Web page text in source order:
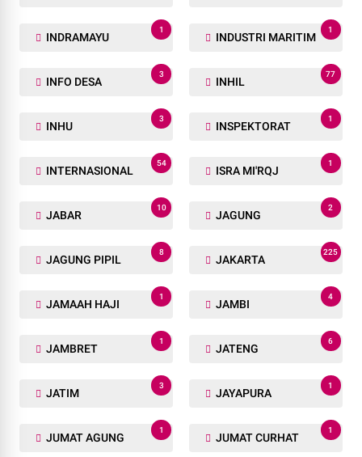
INDRAMAYU
1
INDUSTRI MARITIM
1
INFO DESA
3
INHIL
77
INHU
3
INSPEKTORAT
1
INTERNASIONAL
54
ISRA MI'RQJ
1
JABAR
10
JAGUNG
2
JAGUNG PIPIL
8
JAKARTA
225
JAMAAH HAJI
1
JAMBI
4
JAMBRET
1
JATENG
6
JATIM
3
JAYAPURA
1
JUMAT AGUNG
1
JUMAT CURHAT
1